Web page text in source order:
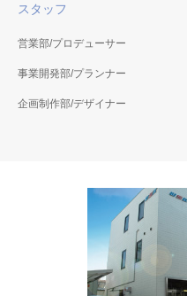
スタッフ
営業部/プロデューサー
事業開発部/プランナー
企画制作部/デザイナー